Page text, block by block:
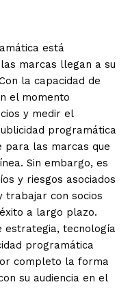
está
marcas llegan a su
la capacidad de
el momento
y medir el
programática
para las marcas que
Sin embargo, es
y riesgos asociados
trabajar con socios
a largo plazo.
estrategia, tecnología
programática
completo la forma
su audiencia en el